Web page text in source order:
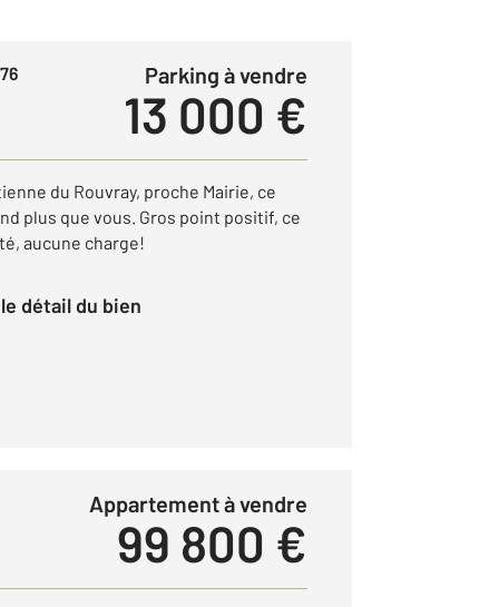
Parking à vendre
13 000 €
du Rouvray, proche Mairie, ce
plus que vous. Gros point positif, ce
aucune charge!
le détail du bien
Appartement à vendre
99 800 €